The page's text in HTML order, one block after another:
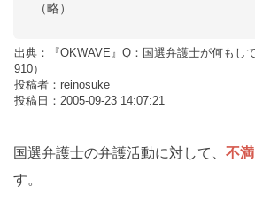
（略）
出典：『OKWAVE』Q：国選弁護士が何もし
910）
投稿者：reinosuke
投稿日：2005-09-23 14:07:21
国選弁護士の弁護活動に対して、 不満
す。